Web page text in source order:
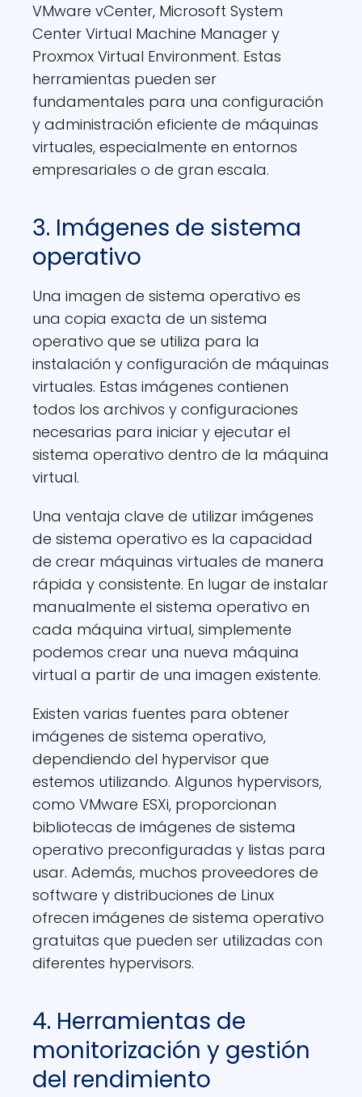
VMware vCenter, Microsoft System
Center Virtual Machine Manager y
Proxmox Virtual Environment. Estas
herramientas pueden ser
fundamentales para una configuración
y administración eficiente de máquinas
virtuales, especialmente en entornos
empresariales o de gran escala.
3. Imágenes de sistema
operativo
Una imagen de sistema operativo es
una copia exacta de un sistema
operativo que se utiliza para la
instalación y configuración de máquinas
virtuales. Estas imágenes contienen
todos los archivos y configuraciones
necesarias para iniciar y ejecutar el
sistema operativo dentro de la máquina
virtual.
Una ventaja clave de utilizar imágenes
de sistema operativo es la capacidad
de crear máquinas virtuales de manera
rápida y consistente. En lugar de instalar
manualmente el sistema operativo en
cada máquina virtual, simplemente
podemos crear una nueva máquina
virtual a partir de una imagen existente.
Existen varias fuentes para obtener
imágenes de sistema operativo,
dependiendo del hypervisor que
estemos utilizando. Algunos hypervisors,
como VMware ESXi, proporcionan
bibliotecas de imágenes de sistema
operativo preconfiguradas y listas para
usar. Además, muchos proveedores de
software y distribuciones de Linux
ofrecen imágenes de sistema operativo
gratuitas que pueden ser utilizadas con
diferentes hypervisors.
4. Herramientas de
monitorización y gestión
del rendimiento